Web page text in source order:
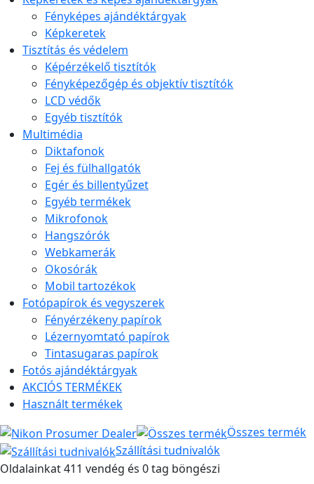
Fényképes ajándéktárgyak
Képkeretek
Tisztítás és védelem
Képérzékelő tisztítók
Fényképezőgép és objektív tisztítók
LCD védők
Egyéb tisztítók
Multimédia
Diktafonok
Fej és fülhallgatók
Egér és billentyűzet
Egyéb termékek
Mikrofonok
Hangszórók
Webkamerák
Okosórák
Mobil tartozékok
Fotópapírok és vegyszerek
Fényérzékeny papírok
Lézernyomtató papírok
Tintasugaras papírok
Fotós ajándéktárgyak
AKCIÓS TERMÉKEK
Használt termékek
Összes termék
Szállítási tudnivalók
Oldalainkat 411 vendég és 0 tag böngészi